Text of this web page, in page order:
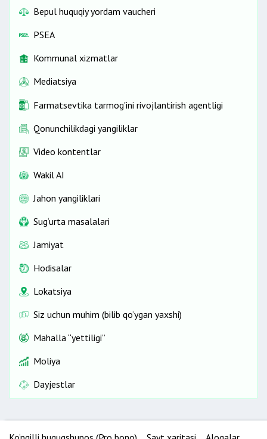
Bepul huquqiy yordam vaucheri
PSEA
Kommunal xizmatlar
Mediatsiya
Farmatsevtika tarmog'ini rivojlantirish agentligi
Qonunchilikdagi yangiliklar
Video kontentlar
Wakil AI
Jahon yangiliklari
Sug‘urta masalalari
Jamiyat
Hodisalar
Lokatsiya
Siz uchun muhim (bilib qo‘ygan yaxshi)
Mahalla “yettiligi”
Moliya
Dayjestlar